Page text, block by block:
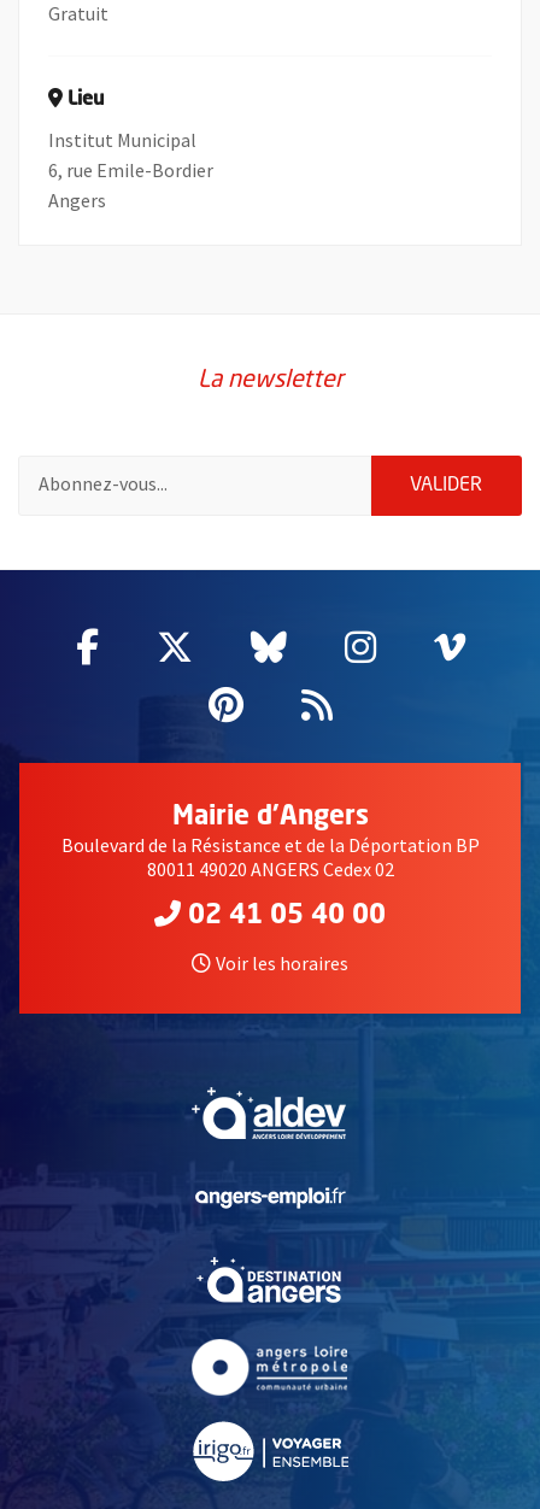
Gratuit
Lieu
Institut Municipal
6, rue Emile-Bordier
Angers
La newsletter
VALIDER
Facebook
, Ouvre une nouvelle fenêtre
Twitter
, Ouvre une nouvelle
Bluesky
, Ouvre une
Instagram
, Ouvre
,
Pinterest
, Ouvre une
Flux RSS
Mairie d'Angers
Boulevard de la Résistance et de la Déportation BP
80011 49020 ANGERS Cedex 02
02 41 05 40 00
Voir les horaires
, Ouvre une nouvelle
, Ouvre une nouvelle